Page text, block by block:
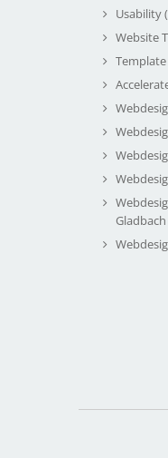
Usability
Website
Gladbach